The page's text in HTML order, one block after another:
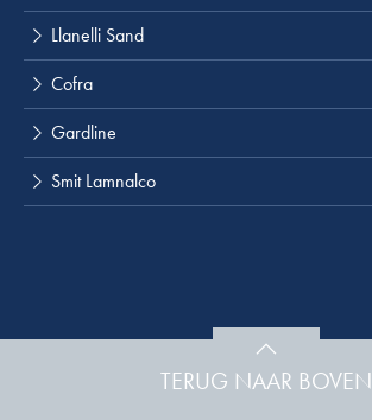
Llanelli Sand
Cofra
Gardline
Smit Lamnalco
TERUG NAAR BOVEN